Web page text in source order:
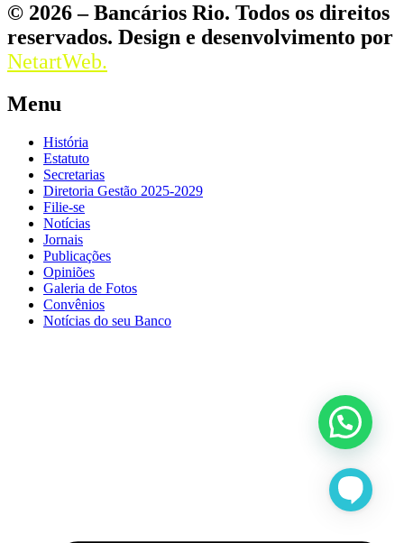
© 2026 – Bancários Rio. Todos os direitos
reservados. Design e desenvolvimento por
NetartWeb.
Menu
História
Estatuto
Secretarias
Diretoria Gestão 2025-2029
Filie-se
Notícias
Jornais
Publicações
Opiniões
Galeria de Fotos
Convênios
Notícias do seu Banco